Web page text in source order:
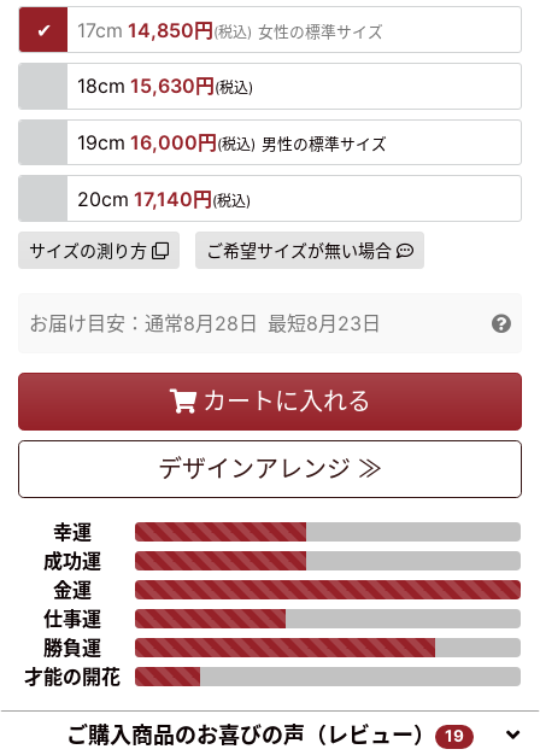
17cm 14,850円(税込) 女性の標準サイズ
18cm 15,630円 (税込)
19cm 16,000円 (税込) 男性の標準サイズ
20cm 17,140円(税込)
サイズの測り方 ご希望サイズが無い場合
お届け目安： 通常8月28日 最短8月23日
カートに入れる
デザインアレンジ ≫
幸運
成功運
金運
仕事運
勝負運
才能の開花
ご購入商品のお喜びの声（レビュー） 19